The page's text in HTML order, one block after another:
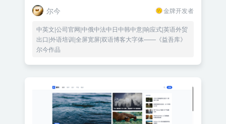
尔今 金牌开发者
中英文|公司官网|中俄中法中日中韩中意|响应式|英语外贸
出口|外语培训|全屏宽屏|双语博客大字体——《益吾库》
尔今作品